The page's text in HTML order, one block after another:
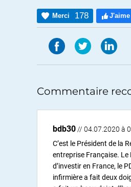
Merci 178 J'aime
Commentaire
bdb30 // 04.07.2020 à
C’est le Président de la
entreprise Française. Le
d’investir en France, le
infirmière a fait deux